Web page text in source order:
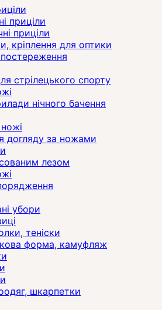
приціли
приціли
кріплення для оптики
стрілецького спорту
нічного бачення
догляду за ножами
лезом
убори
теніски
форма, камуфляж
шкарпетки